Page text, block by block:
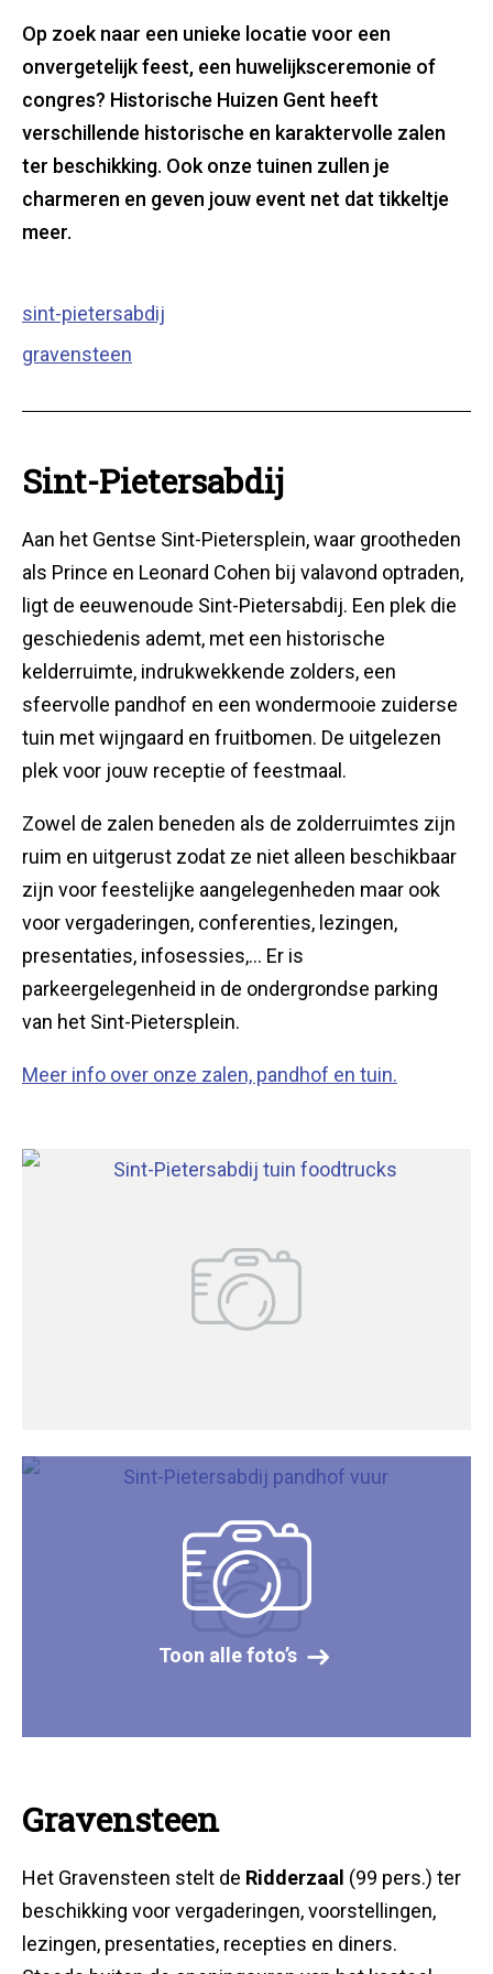
Op zoek naar een unieke locatie voor een
onvergetelijk feest, een huwelijksceremonie of
congres? Historische Huizen Gent heeft
verschillende historische en karaktervolle zalen
ter beschikking. Ook onze tuinen zullen je
charmeren en geven jouw event net dat tikkeltje
meer.
Inhoudsopgave
sint-pietersabdij
gravensteen
Sint-Pietersabdij
Aan het Gentse Sint-Pietersplein, waar grootheden
als Prince en Leonard Cohen bij valavond optraden,
ligt de eeuwenoude Sint-Pietersabdij. Een plek die
geschiedenis ademt, met een historische
kelderruimte, indrukwekkende zolders, een
sfeervolle pandhof en een wondermooie zuiderse
tuin met wijngaard en fruitbomen. De uitgelezen
plek voor jouw receptie of feestmaal.
Zowel de zalen beneden als de zolderruimtes zijn
ruim en uitgerust zodat ze niet alleen beschikbaar
zijn voor feestelijke aangelegenheden maar ook
voor vergaderingen, conferenties, lezingen,
presentaties, infosessies,... Er is
parkeergelegenheid in de ondergrondse parking
van het Sint-Pietersplein.
Meer info over onze zalen, pandhof en tuin.
Toon alle foto’s
Gravensteen
Het Gravensteen stelt de Ridderzaal (99 pers.) ter
beschikking voor vergaderingen, voorstellingen,
lezingen, presentaties, recepties en diners.